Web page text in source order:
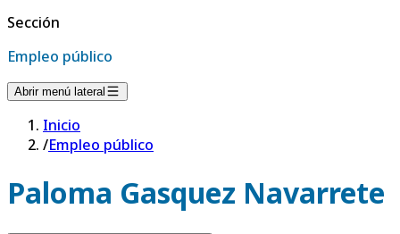
Sección
Empleo público
Abrir menú lateral
Inicio
/Empleo público
Paloma Gasquez Navarrete